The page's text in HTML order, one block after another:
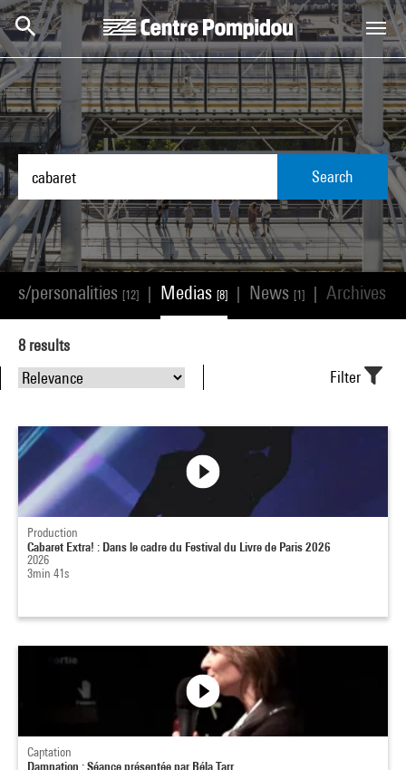
Skip to main content
Centre Pompidou
Search
personalities [12] Medias [8] News [1] Archives
8 results
Filter
Production
Cabaret Extra! : Dans le cadre du Festival du Livre de Paris 2026
2026
3min 41s
Captation
Damnation : Séance présentée par Béla Tarr